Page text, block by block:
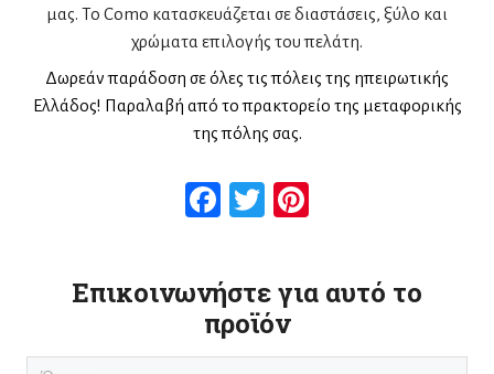
μας. Το Como κατασκευάζεται σε διαστάσεις, ξύλο και
χρώματα επιλογής του πελάτη.
Δωρεάν παράδοση σε όλες τις πόλεις της ηπειρωτικής
Ελλάδος! Παραλαβή από το πρακτορείο της μεταφορικής
της πόλης σας.
Facebook
Twitter
Επικοινωνήστε για αυτό το
προϊόν